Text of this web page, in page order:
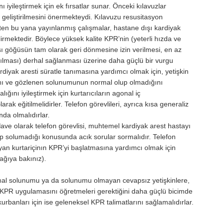
iyileştirmek için ek fırsatlar sunar. Önceki kılavuzlar
önermekteydi. Kılavuzu resusitasyon
bu yana yayınlanmış çalışmalar, hastane dışı kardiyak
Böylece yüksek kalite KPR’nin (yeterli hızda ve
göğüsün tam olarak geri dönmesine izin verilmesi, en az
derhal sağlanması üzerine daha güçlü bir vurgu
aresti süratle tanımasına yardımcı olmak için, yetişkin
ve gözlenen solunumunun normal olup olmadığını
iyileştirmek için kurtarıcıların agonal iç
eğitilmelidirler. Telefon görevlileri, ayrıca kısa generaliz
olmalıdırlar.
olarak telefon görevlisi, muhtemel kardiyak arest hastayı
konusunda acık sorular sormalıdır. Telefon
kurtariçinın KPR’yi başlatmasına yardımcı olmak için
bakınız).
solunumu ya da solunumu olmayan cevapsız yetişkinlere,
uygulamasını öğretmeleri gerektiğini daha güçlü bicimde
için ise geleneksel KPR talimatlarını sağlamalıdırlar.